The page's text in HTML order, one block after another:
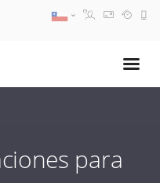
para